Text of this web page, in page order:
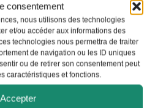
consentement
nous utilisons des technologies
et/ou accéder aux informations des
technologies nous permettra de traiter
de navigation ou les ID uniques
ou de retirer son consentement peut
caractéristiques et fonctions.
Accepter
de banc de marché, dans halles
vendéenne de renom
de Bourgneuf
nord
de brehat »
nord